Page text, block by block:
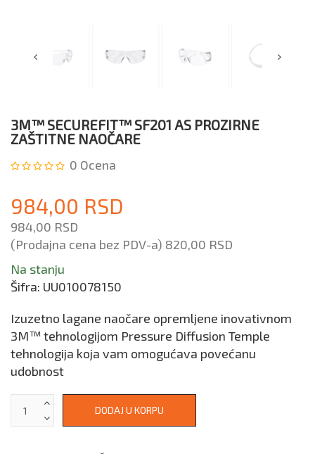
3M™ SECUREFIT™ SF201 AS PROZIRNE
ZAŠTITNE NAOČARE
0 Ocena
984,00 RSD
984,00 RSD
(Prodajna cena bez PDV-a) 820,00 RSD
Na stanju
Šifra: UU010078150
Izuzetno lagane naočare opremljene inovativnom
3M™ tehnologijom Pressure Diffusion Temple
tehnologija koja vam omogućava povećanu
udobnost